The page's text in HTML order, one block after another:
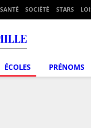
SANTÉ SOCIÉTÉ STARS
ÉCOLES PRÉNOMS